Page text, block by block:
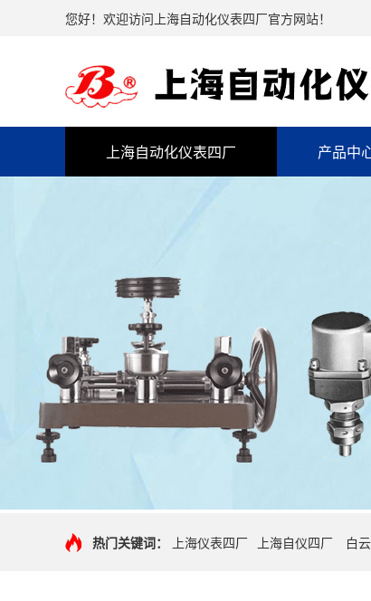
您好！欢迎访问上海自动化仪表四厂官方网站！
上海自动化仪表四厂 产品中
热门关键词： 上海仪表四厂 上海自仪四厂 白